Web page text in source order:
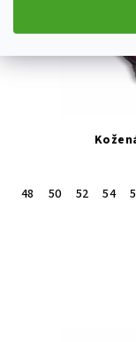
48
50 52 54